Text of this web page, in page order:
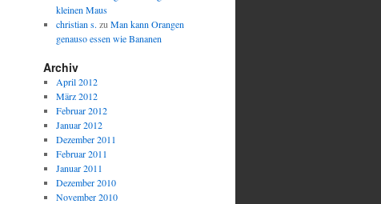
kleinen Maus
christian s. zu Man kann Orangen
genauso essen wie Bananen
Archiv
April 2012
März 2012
Februar 2012
Januar 2012
Dezember 2011
Februar 2011
Januar 2011
Dezember 2010
November 2010